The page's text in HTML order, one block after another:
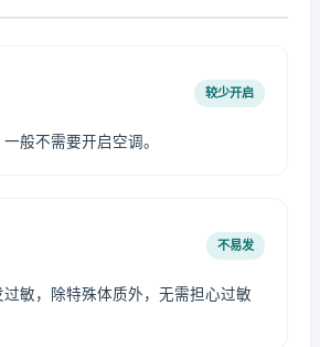
较少开启
般不需要开启空调。
不易发
敏，除特殊体质外，无需担心过敏